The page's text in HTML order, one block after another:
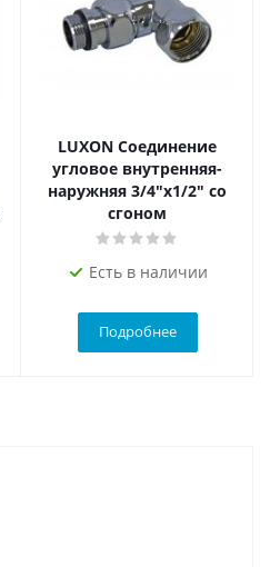
LUXON Соединение
угловое внутренняя-
наружняя 3/4"х1/2" со
сгоном
Есть в наличии
Подробнее